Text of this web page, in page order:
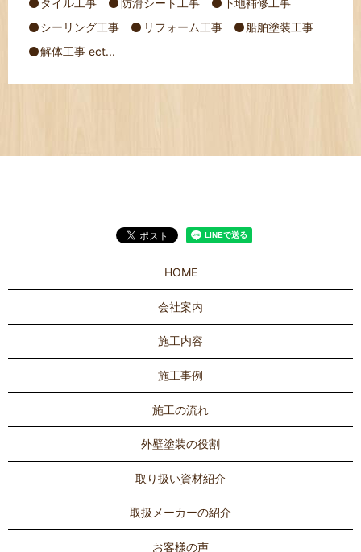
シーリング工事
リフォーム工事
船舶塗装工事
解体工事 ect...
HOME
会社案内
施工内容
施工事例
施工の流れ
外壁塗装の役割
取り扱い資材紹介
取扱メーカーの紹介
お客様の声